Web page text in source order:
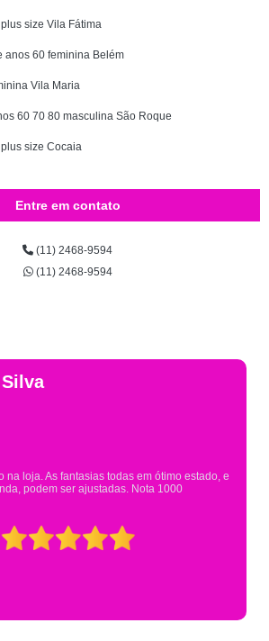
size Vila Fátima
anos 60 feminina Belém
Vila Maria
60 70 80 masculina São Roque
size Cocaia
Entre em contato
(11) 2468-9594
(11) 2468-9594
Pinto
20 lojas e só encontrei a fantasia de meu filho na
no horário em que estavam fechando e
assim fui muito bem atendido.